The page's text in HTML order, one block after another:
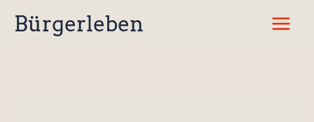
InhaltBürgerleben